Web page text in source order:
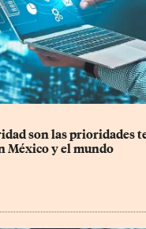
son las prioridades
México y el mundo